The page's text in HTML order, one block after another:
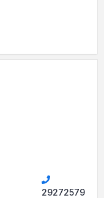
29272579